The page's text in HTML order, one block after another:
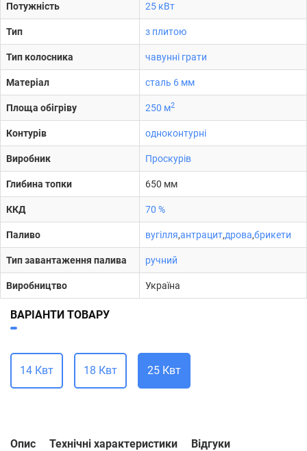
Потужність 25 кВт
Тип з плитою
Тип колосника чавунні грати
Матеріал сталь 6 мм
Площа обігріву 250 м2
Контурів одноконтурні
Виробник Проскурів
Глибина топки 650 мм
ККД 70 %
Паливо вугілля,антрацит,дрова,брикети
Тип завантаження палива ручний
Виробництво Україна
ВАРІАНТИ ТОВАРУ
14 Квт 18 Квт 25 Квт
Опис Технічні характеристики Відгуки